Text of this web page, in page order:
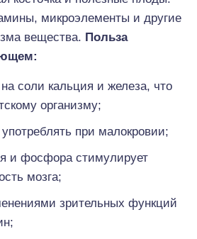
микроэлементы и другие
вещества. Польза
соли кальция и железа, что
организму;
при малокровии;
и фосфора стимулирует
мозга;
зрительных функций